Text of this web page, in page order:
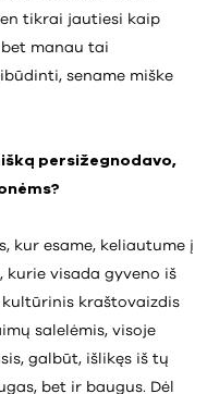
tikrai jautiesi kaip
manau tai
sename miške
persižegnodavo,
kur esame, keliautume į
kurie visada gyveno iš
kraštovaizdis
salelėmis, visoje
galbūt, išlikęs iš tų
bet ir baugus. Dėl